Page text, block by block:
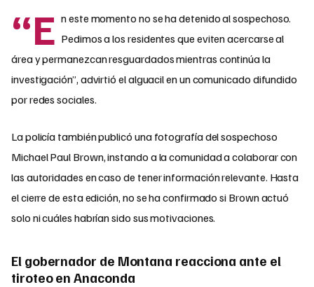
“E n este momento no se ha detenido al sospechoso.
Pedimos a los residentes que eviten acercarse al
área y permanezcan resguardados mientras continúa la
investigación”, advirtió el alguacil en un comunicado difundido
por redes sociales.
La policía también publicó una fotografía del sospechoso
Michael Paul Brown, instando a la comunidad a colaborar con
las autoridades en caso de tener información relevante. Hasta
el cierre de esta edición, no se ha confirmado si Brown actuó
solo ni cuáles habrían sido sus motivaciones.
El gobernador de Montana reacciona ante el
tiroteo en Anaconda